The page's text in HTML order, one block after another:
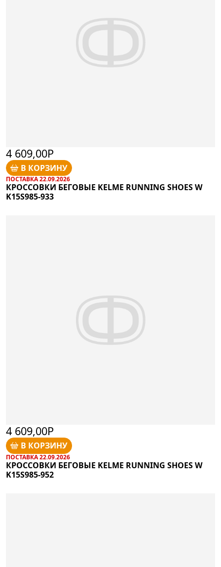
4 609,00Р
В КОРЗИНУ
ПОСТАВКА 22.09.2026
КРОССОВКИ БЕГОВЫЕ KELME RUNNING SHOES W
K15S985-933
4 609,00Р
В КОРЗИНУ
ПОСТАВКА 22.09.2026
КРОССОВКИ БЕГОВЫЕ KELME RUNNING SHOES W
K15S985-952